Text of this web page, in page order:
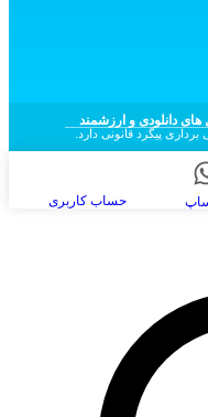
دانلودی و ارزشمند
پیگرد قانونی دارد.
حساب کاربری